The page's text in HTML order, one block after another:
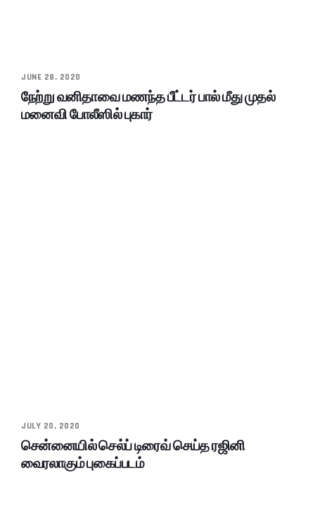
JUNE 28, 2020
நேற்று வனிதாவை மணந்த பீட்டர் பால் மீது முதல்
மனைவி போலீஸில் புகார்
JULY 20, 2020
சென்னையில் செல்ப் டிரைவ் செய்த ரஜினி
வைரலாகும் புகைப்படம்